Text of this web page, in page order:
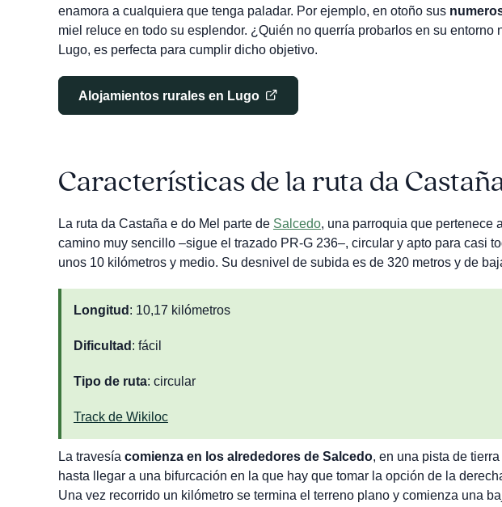
enamora a cualquiera que tenga paladar. Por ejemplo, en otoño sus
miel reluce en todo su esplendor. ¿Quién no querría probarlos en su entorno
Lugo, es perfecta para cumplir dicho objetivo.
Alojamientos rurales en Lugo
Características de la ruta da
La ruta da Castaña e do Mel parte de Salcedo, una parroquia que pertenece
camino muy sencillo –sigue el trazado PR-G 236–, circular y apto para casi
unos 10 kilómetros y medio. Su desnivel de subida es de 320 metros y de
Longitud : 10,17 kilómetros
Dificultad : fácil
Tipo de ruta: circular
Track de Wikiloc
La travesía comienza en los alrededores de Salcedo, en una pista de
hasta llegar a una bifurcación en la que hay que tomar la opción de la
Una vez recorrido un kilómetro se termina el terreno plano y comienza una